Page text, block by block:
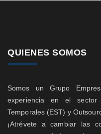
QUIENES SOMOS
Somos un Grupo
experiencia en el
Temporales (EST) y
¡Atrévete a cambiar las